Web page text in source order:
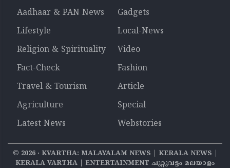
Aadhaar & PAN News
Gadgets
Lifestyle
Local-News
Religion & Spirituality
Video
Fact-Check
Fashion
Travel & Tourism
Article
Agriculture
Special
Latest News
Webstories
© 2026‧ KVARTHA: MALAYALAM NEWS | KERALA NEWS |
KERALA VARTHA | ENTERTAINMENT ചുറ്റുവട്ടം മലയാളം